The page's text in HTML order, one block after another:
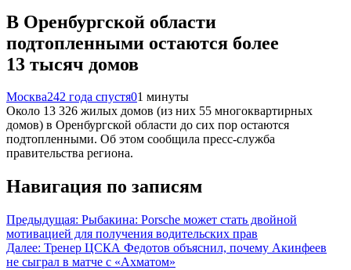
В Оренбургской области
подтопленными остаются более
13 тысяч домов
Москва242 года спустя01 минуты
Около 13 326 жилых домов (из них 55 многоквартирных
домов) в Оренбургской области до сих пор остаются
подтопленными. Об этом сообщила пресс-служба
правительства региона.
Навигация по записям
Предыдущая: Рыбакина: Porsche может стать двойной
мотивацией для получения водительских прав
Далее: Тренер ЦСКА Федотов объяснил, почему Акинфеев
не сыграл в матче с «Ахматом»